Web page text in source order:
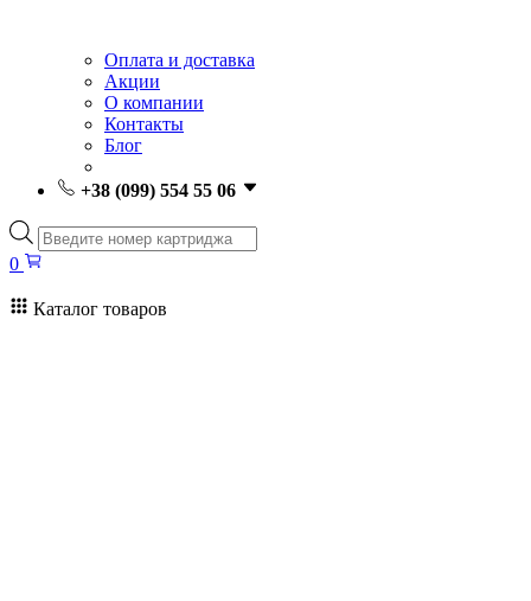
Оплата и доставка
Акции
О компании
Контакты
Блог
+38 (099) 554 55 06
Поиск
товаров
0
Каталог товаров